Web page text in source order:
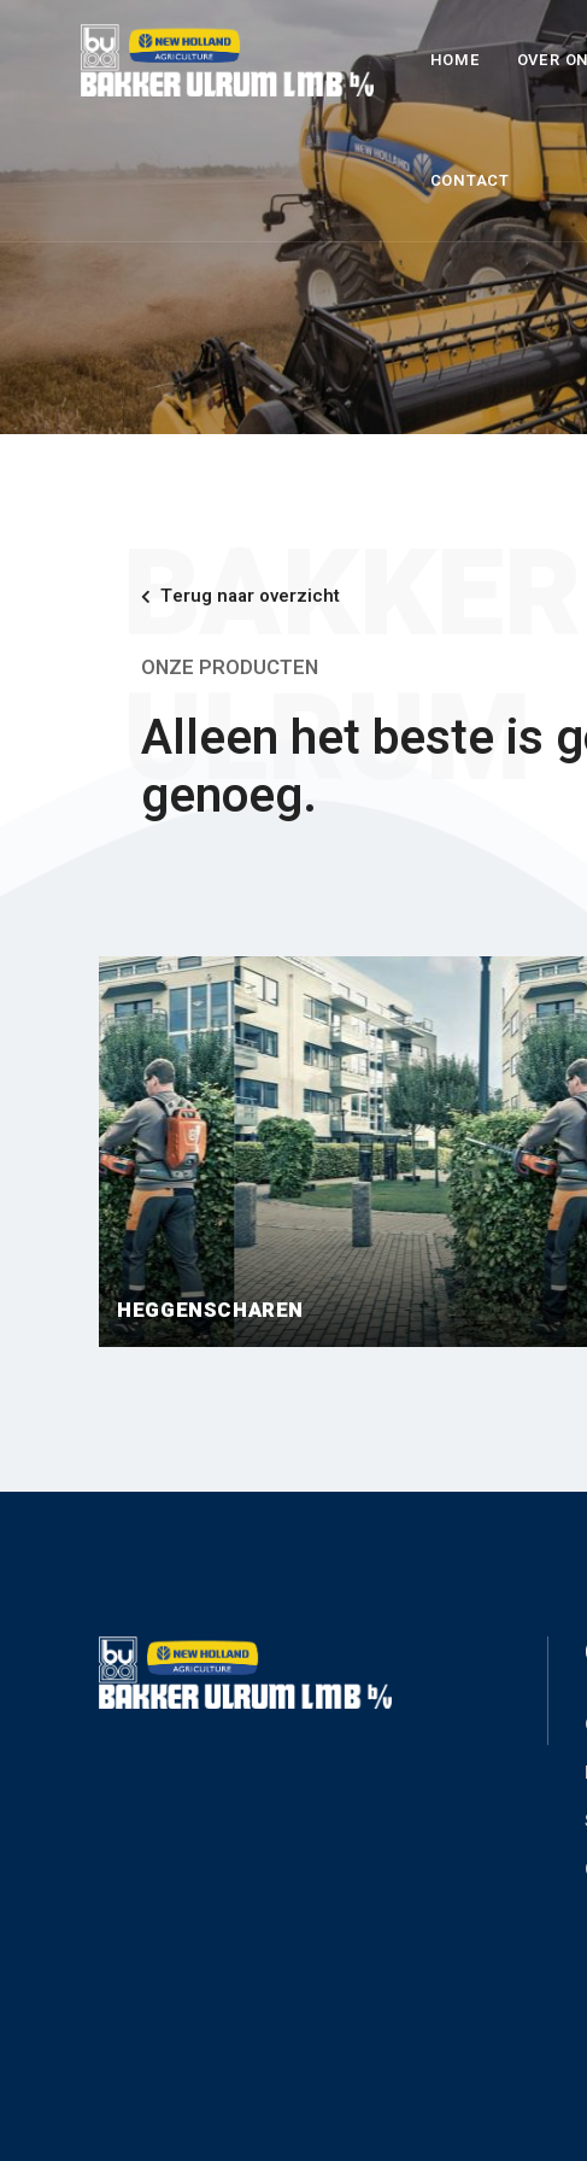
HOME OVER
CONTACT
Terug naar overzicht
BAKKER
ULRUM
ONZE PRODUCTEN
Alleen het beste is
genoeg.
HEGGENSCHAREN